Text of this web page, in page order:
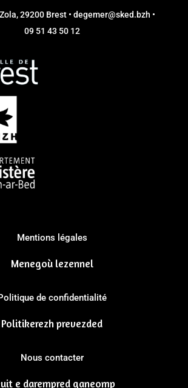
29200 Brest • degemer@sked.bzh •
09 51 43 50 12
Mentions légales
Menegoù lezennel
Politique de confidentialité
Politikerezh prevezded
Nous contacter
e darempred ganeomp